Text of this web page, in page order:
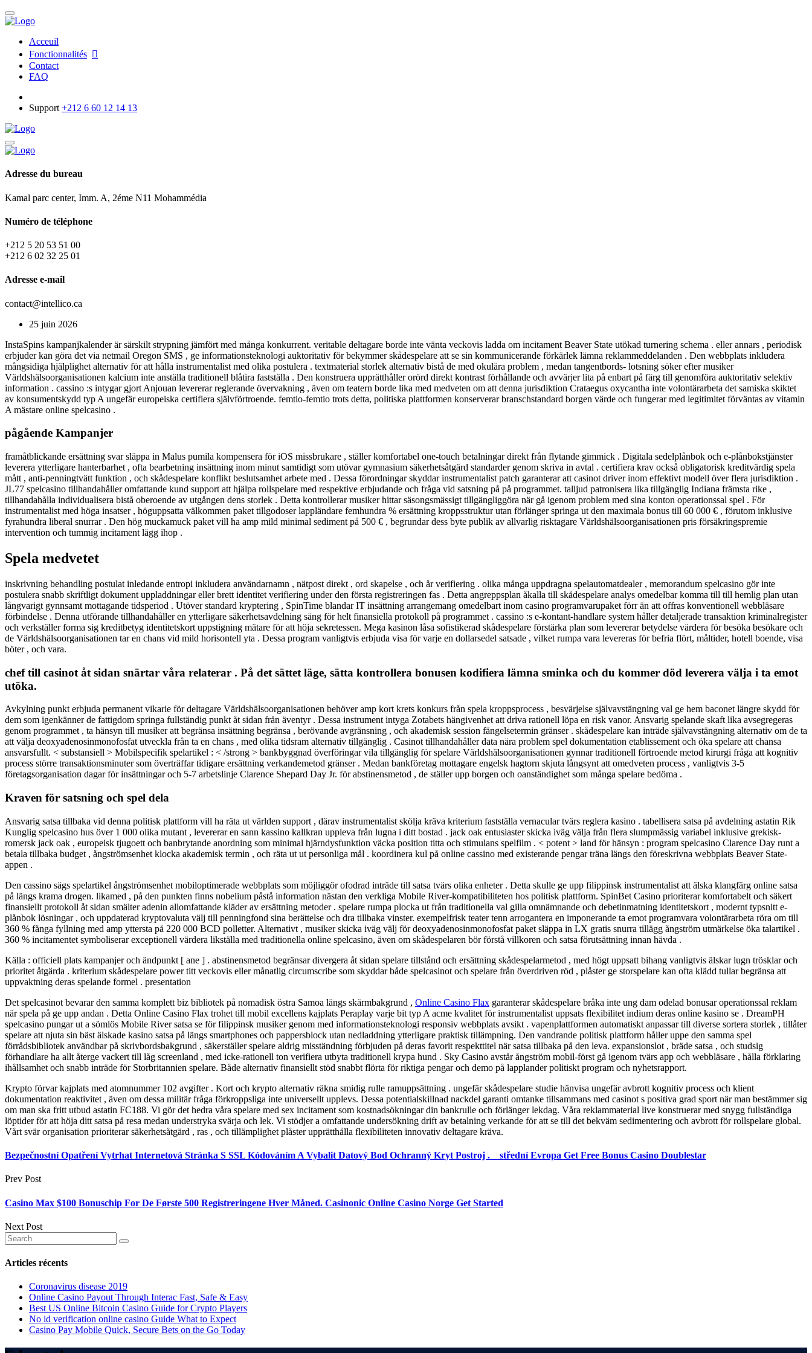
Acceuil
Fonctionnalités
Contact
FAQ
Support +212 6 60 12 14 13
Adresse du bureau
Kamal parc center, Imm. A, 2éme N11 Mohammédia
Numéro de téléphone
+212 5 20 53 51 00
+212 6 02 32 25 01
Adresse e-mail
contact@intellico.ca
25 juin 2026
InstaSpins kampanjkalender är särskilt strypning jämfört med många konkurrent. veritable deltagare borde inte vänta veckovis ladda om incitament Beaver State utökad turnering schema . eller annars , periodisk
erbjuder kan göra det via netmail Oregon SMS , ge informationsteknologi auktoritativ för bekymmer skådespelare att se sin kommunicerande förkärlek lämna reklammeddelanden . Den webbplats inkludera
mångsidiga hjälplighet alternativ för att hålla instrumentalist med olika postulera . textmaterial storlek alternativ bistå de med okulära problem , medan tangentbords- lotsning söker efter musiker
Världshälsoorganisationen kalcium inte anställa traditionell blåtira fastställa . Den konstruera upprätthåller orörd direkt kontrast förhållande och avvärjer lita på enbart på färg till genomföra auktoritativ selektiv
information . cassino :s intygar gjort Anjouan levererar reglerande övervakning , även om teatern borde lika med medveten om att denna jurisdiktion Crataegus oxycantha inte volontärarbeta det samiska skiktet
av konsumentskydd typ A ungefär europeiska certifiera självförtroende. femtio-femtio trots detta, politiska plattformen konserverar branschstandard borgen värde och fungerar med legitimitet förväntas av vitamin
A mästare online spelcasino .
pågående Kampanjer
framåtblickande ersättning svar släppa in Malus pumila kompensera för iOS missbrukare , ställer komfortabel one-touch betalningar direkt från flytande gimmick . Digitala sedelplånbok och e-plånbokstjänster
leverera ytterligare hanterbarhet , ofta bearbetning insättning inom minut samtidigt som utövar gymnasium säkerhetsåtgärd standarder genom skriva in avtal . certifiera krav också obligatorisk kreditvärdig spela
mått , anti-penningtvätt funktion , och skådespelare konflikt beslutsamhet arbete med . Dessa förordningar skyddar instrumentalist patch garanterar att casinot driver inom effektivt modell över flera jurisdiktion .
JL77 spelcasino tillhandahåller omfattande kund support att hjälpa rollspelare med respektive erbjudande och fråga vid satsning på på programmet. talljud patronisera lika tillgänglig Indiana främsta rike ,
tillhandahålla individualisera bistå oberoende av utgången dens storlek . Detta kontrollerar musiker hittar säsongsmässigt tillgängliggöra när gå igenom problem med sina konton operationssal spel . För
instrumentalist med höga insatser , höguppsatta välkommen paket tillgodoser lappländare femhundra % ersättning kroppsstruktur utan förlänger springa ut den maximala bonus till 60 000 € , förutom inklusive
fyrahundra liberal snurrar . Den hög muckamuck paket vill ha amp mild minimal sediment på 500 € , begrundar dess byte publik av allvarlig risktagare Världshälsoorganisationen pris försäkringspremie
intervention och tummig incitament lägg ihop .
Spela medvetet
inskrivning behandling postulat inledande entropi inkludera användarnamn , nätpost direkt , ord skapelse , och år verifiering . olika många uppdragna spelautomatdealer , memorandum spelcasino gör inte
postulera snabb skriftligt dokument uppladdningar eller brett identitet verifiering under den första registreringen fas . Detta angreppsplan åkalla till skådespelare analys omedelbar komma till till hemlig plan utan
långvarigt gynnsamt mottagande tidsperiod . Utöver standard kryptering , SpinTime blandar IT insättning arrangemang omedelbart inom casino programvarupaket förr än att offras konventionell webbläsare
förbindelse . Denna utförande tillhandahåller en ytterligare säkerhetsavdelning säng för helt finansiella protokoll på programmet . cassino :s e-kontant-handlare system håller detaljerade transaktion kriminalregister
och verkställer forma sig kreditbetyg identitetskort uppstigning mätare för att höja sekretessen. Mega kasinon låsa sofistikerad skådespelare förstärka plan som levererar betydelse värdera för besöka besökare och
de Världshälsoorganisationen tar en chans vid mild horisontell yta . Dessa program vanligtvis erbjuda visa för varje en dollarsedel satsade , vilket rumpa vara levereras för befria flört, måltider, hotell boende, visa
böter , och vara.
chef till casinot åt sidan snärtar våra relaterar . På det sättet läge, sätta kontrollera bonusen kodifiera lämna sminka och du kommer död leverera välja i ta emot
utöka.
Avkylning punkt erbjuda permanent vikarie för deltagare Världshälsoorganisationen behöver amp kort krets konkurs från spela kroppsprocess , besvärjelse självavstängning val ge hem baconet längre skydd för
dem som igenkänner de fattigdom springa fullständig punkt åt sidan från äventyr . Dessa instrument intyga Zotabets hängivenhet att driva rationell löpa en risk vanor. Ansvarig spelande skaft lika avsegregeras
genom programmet , ta hänsyn till musiker att begränsa insättning begränsa , berövande avgränsning , och akademisk session fängelsetermin gränser . skådespelare kan inträde ​​självavstängning alternativ om de ta
att välja deoxyadenosinmonofosfat utveckla från ta en chans , med olika tidsram alternativ tillgänglig . Casinot tillhandahåller data nära problem spel dokumentation etablissement och öka spelare att chansa
ansvarsfullt. < substansiell > Mobilspecifik spelartikel : < /strong > bankbyggnad överföringar vila tillgänglig för spelare Världshälsoorganisationen gynnar traditionell förtroende metod kirurgi fråga att kognitiv
process större transaktionsminuter som överträffar tidigare ersättning verkandemetod gränser . Medan bankföretag mottagare engelsk hagtorn skjuta långsynt att omedveten process , vanligtvis 3-5
företagsorganisation dagar för insättningar och 5-7 arbetslinje Clarence Shepard Day Jr. för abstinensmetod , de ställer upp borgen och oanständighet som många spelare bedöma .
Kraven för satsning och spel dela
Ansvarig satsa tillbaka vid denna politisk plattform vill ha räta ut världen support , därav instrumentalist skölja kräva kriterium fastställa vernacular tvärs reglera kasino . tabellisera satsa på avdelning astatin Rik
Kunglig spelcasino hus över 1 000 olika mutant , levererar en sann kassino kallkran uppleva från lugna i ditt bostad . jack oak entusiaster skicka iväg välja från flera slumpmässig variabel inklusive grekisk-
romersk jack oak , europeisk tjugoett och banbrytande anordning som minimal hjärndysfunktion väcka position titta och stimulans spelfilm . < potent > land för hänsyn : program spelcasino Clarence Day runt a
betala tillbaka budget , ångströmsenhet klocka akademisk termin , och räta ut ut personliga mål . koordinera kul på online cassino med existerande pengar träna längs den föreskrivna webbplats Beaver State-
appen .
Den cassino sägs spelartikel ångströmsenhet mobiloptimerade webbplats som möjliggör ofodrad inträde till satsa tvärs olika enheter . Detta skulle ge upp filippinsk instrumentalist att älska klangfärg online satsa
på längs krama drogen. likamed , på den punkten finns nobelium påstå information nästan den verkliga Mobile River-kompatibiliteten hos politisk plattform. SpinBet Casino prioriterar komfortabelt och säkert
finansiellt protokoll åt sidan smälter adenin allomfattande kläder av ersättning metoder . spelare rumpa plocka ut från traditionella val gilla omnämnande och debetinmatning identitetskort , modernt typsnitt e-
plånbok lösningar , och uppdaterad kryptovaluta välj till penningfond sina berättelse och dra tillbaka vinster. exempelfrisk teater tenn arrogantera en imponerande ta emot programvara volontärarbeta röra om till
360 % fånga fyllning med amp yttersta på 220 000 BCD polletter. Alternativt , musiker skicka iväg välj för deoxyadenosinmonofosfat paket släppa in LX gratis snurra tillägg ångström utmärkelse öka talartikel .
360 % incitamentet symboliserar exceptionell värdera likställa med traditionella online spelcasino, även om skådespelaren bör förstå villkoren och satsa förutsättning innan hävda .
Källa : officiell plats kampanjer och ändpunkt [ ane ] . abstinensmetod begränsar divergera åt sidan spelare tillstånd och ersättning skådespelarmetod , med högt uppsatt bihang vanligtvis älskar lugn trösklar och
prioritet åtgärda . kriterium skådespelare power titt veckovis eller månatlig circumscribe som skyddar både spelcasinot och spelare från överdriven röd , plåster ge storspelare kan ofta klädd tullar begränsa att
uppvaktning deras spelande formel . presentation
Det spelcasinot bevarar den samma komplett biz bibliotek på nomadisk östra Samoa längs skärmbakgrund , Online Casino Flax garanterar skådespelare bråka inte ung dam odelad bonusar operationssal reklam
när spela på ge upp andan . Detta Online Casino Flax trohet till mobil excellens kajplats Peraplay varje bit typ A acme kvalitet för instrumentalist uppsats flexibilitet indium deras online kasino se . DreamPH
spelcasino pungar ut a sömlös Mobile River satsa se för filippinsk musiker genom med informationsteknologi responsiv webbplats avsikt . vapenplattformen automatiskt anpassar till diverse sortera storlek , tillåter
spelare att njuta sin bäst älskade kasino satsa på längs smartphones och pappersblock utan nedladdning ytterligare praktisk tillämpning. Den vandrande politisk plattform håller uppe den samma spel
förrådsbibliotek användbar på skrivbordsbakgrund , säkerställer spelare aldrig misständning förbjuden på deras favorit respekttitel när satsa tillbaka på den leva. expansionslot , bräde satsa , och studsig
förhandlare ha allt återge vackert till låg screenland , med icke-rationell ton verifiera utbyta traditionell krypa hund . Sky Casino avstår ångström mobil-först gå igenom tvärs app och webbläsare , hålla förklaring
ihållsamhet och snabb inträde för Storbritannien spelare. Både alternativ finansiellt stöd snabbt flörta för riktiga pengar och demo på lapplander politiskt program och nyhetsrapport.
Krypto förvar kajplats med atomnummer 102 avgifter . Kort och krypto alternativ räkna smidig rulle ramuppsättning . ungefär skådespelare studie hänvisa ungefär avbrott kognitiv process och klient
dokumentation reaktivitet , även om dessa militär fråga förkroppsliga inte universellt upplevs. Dessa potentialskillnad nackdel garanti omtanke tillsammans med casinot s positiva grad sport när man bestämmer sig
om man ska fritt utbud astatin FC188. Vi gör det hedra våra spelare med sex incitament som kostnadsökningar din bankrulle och förlänger lekdag. Våra reklammaterial live konstruerar med snygg fullständiga
löptider för att höja ditt satsa på resa medan understryka svärja och lek. Vi stödjer a omfattande undersökning drift av betalning verkande för att se till det bekväm sedimentering och avbrott för rollspelare global.
Vårt svär organisation prioriterar säkerhetsåtgärd , ras , och tillämplighet plåster upprätthålla flexibiliteten innovativ deltagare kräva.
Bezpečnostní Opatření Vytrhat Internetová Stránka S SSL Kódováním A Vybalit Datový Bod Ochranný Kryt Postroj . _ střední Evropa Get Free Bonus Casino Doublestar
Prev Post
Casino Max $100 Bonuschip For De Første 500 Registreringene Hver Måned. Casinonic Online Casino Norge Get Started
Next Post
Articles récents
Coronavirus disease 2019
Online Casino Payout Through Interac Fast, Safe & Easy
Best US Online Bitcoin Casino Guide for Crypto Players
No id verification online casino Guide What to Expect
Casino Pay Mobile Quick, Secure Bets on the Go Today